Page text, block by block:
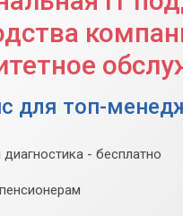
для топ-
- бесплатно